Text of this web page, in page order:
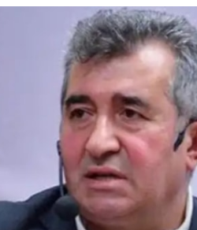
'Mutlak Butlan' kararını bir
programında eleştirip
yardımcısı olan Necdet
verdi.